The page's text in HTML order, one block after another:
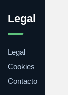
Legal
Legal
Cookies
Contacto